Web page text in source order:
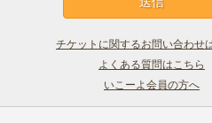
チケットに関するお問い合わせ
よくある質問はこちら
いこーよ会員の方へ